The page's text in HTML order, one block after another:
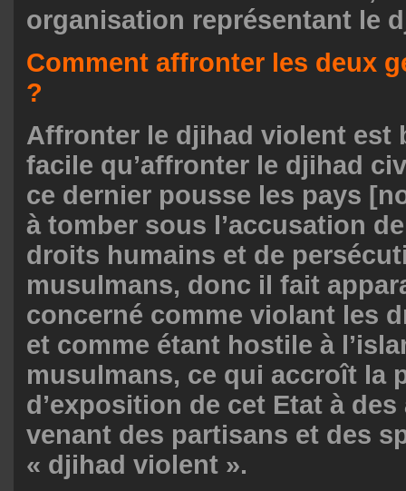
organisation représentant le
Comment affronter les deux
?
Affronter le djihad violent est
facile qu’affronter le djihad
ce dernier pousse les pays
à tomber sous l’accusation
droits humains et de
musulmans, donc il fait
concerné comme violant les
et comme étant hostile à
musulmans, ce qui accroît la
d’exposition de cet Etat à
venant des partisans et des
« djihad violent ».